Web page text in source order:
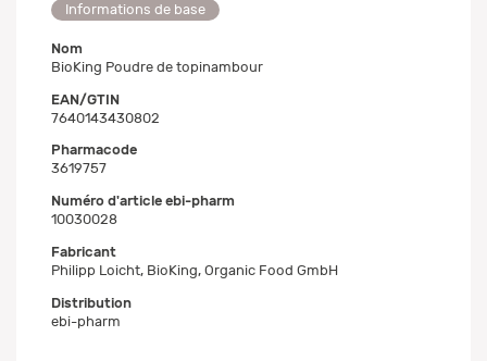
Informations de base
Nom
BioKing Poudre de topinambour
EAN/GTIN
7640143430802
Pharmacode
3619757
Numéro d'article ebi-pharm
10030028
Fabricant
Philipp Loicht, BioKing, Organic Food GmbH
Distribution
ebi-pharm